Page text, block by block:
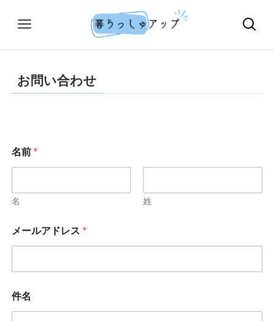
お問い合わせ
名前 *
名 姓
名
コ
ま
た
は
メールアドレス *
件名